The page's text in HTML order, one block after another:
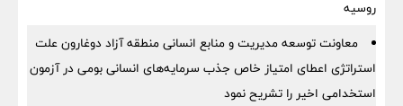
روسیه
معاونت توسعه مدیریت و منابع انسانی منطقه آزاد دوغارون علت
استراتژی اعطای امتیاز خاص جذب سرمایه‌های انسانی بومی در آزمون
استخدامی اخیر را تشریح نمود